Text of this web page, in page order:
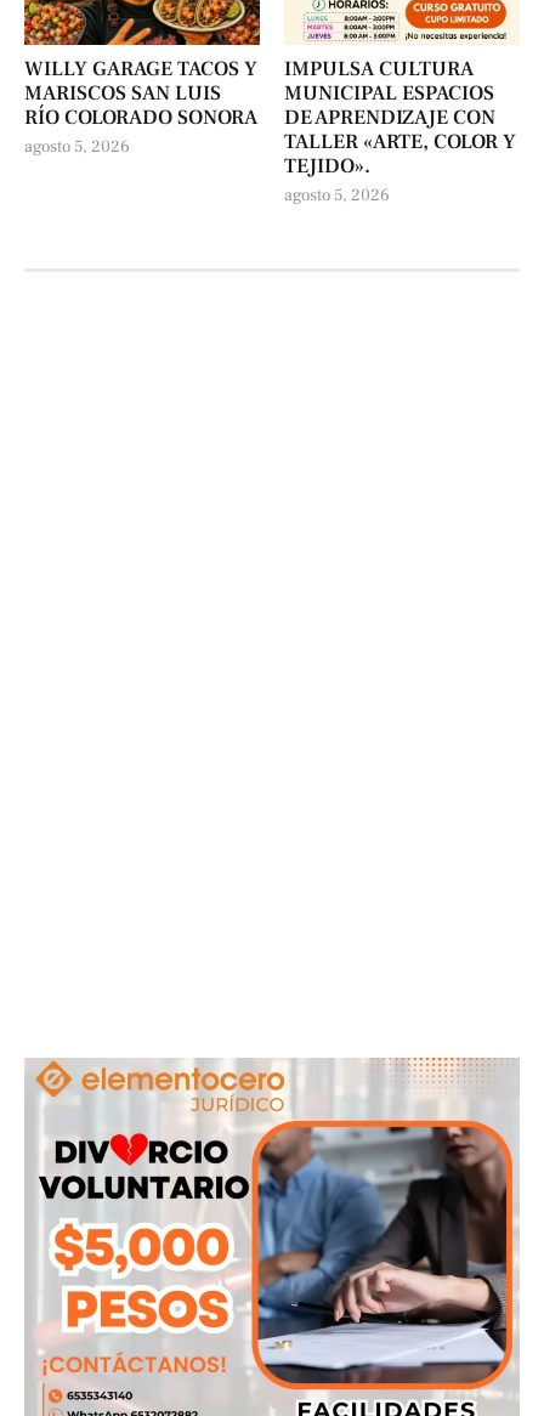
WILLY GARAGE TACOS Y
MARISCOS SAN LUIS
RÍO COLORADO SONORA
agosto 5, 2026
IMPULSA CULTURA
MUNICIPAL ESPACIOS
DE APRENDIZAJE CON
TALLER «ARTE, COLOR Y
TEJIDO».
agosto 5, 2026